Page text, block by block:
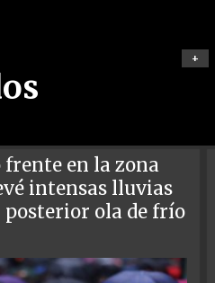
+
en la zona
intensas lluvias
posterior ola de frío